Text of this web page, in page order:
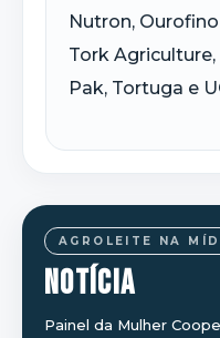
AGROLEITE NA
NOTÍCIA
Painel da Mulher
Nutron, Ourofino
Tork Agriculture
Pak, Tortuga e